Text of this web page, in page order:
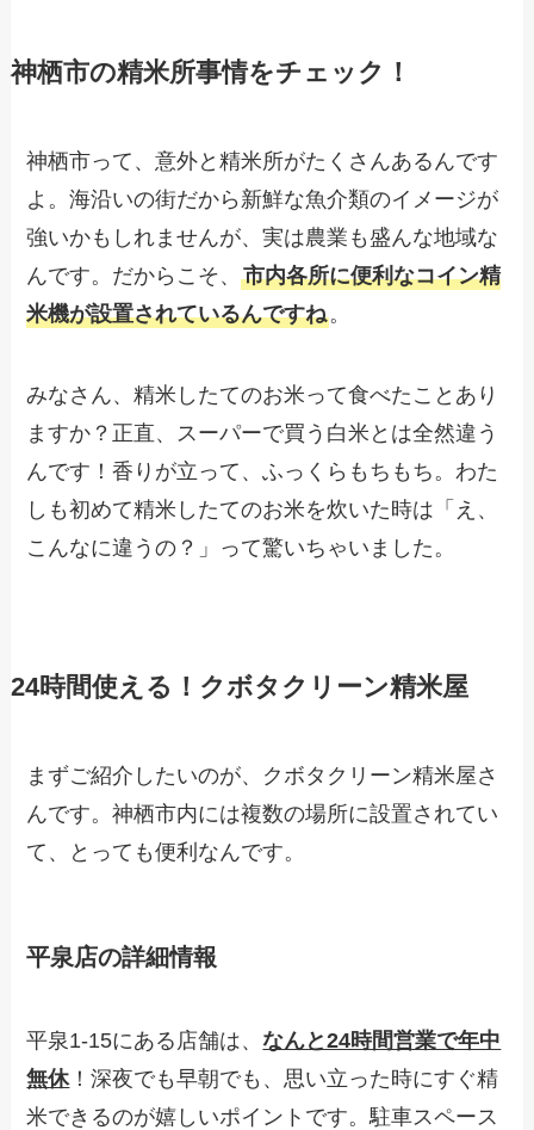
神栖市の精米所事情をチェック！
神栖市って、意外と精米所がたくさんあるんです
よ。海沿いの街だから新鮮な魚介類のイメージが
強いかもしれませんが、実は農業も盛んな地域な
んです。だからこそ、市内各所に便利なコイン精
米機が設置されているんですね。
みなさん、精米したてのお米って食べたことあり
ますか？正直、スーパーで買う白米とは全然違う
んです！香りが立って、ふっくらもちもち。わた
しも初めて精米したてのお米を炊いた時は「え、
こんなに違うの？」って驚いちゃいました。
24時間使える！クボタクリーン精米屋
まずご紹介したいのが、クボタクリーン精米屋さ
んです。神栖市内には複数の場所に設置されてい
て、とっても便利なんです。
平泉店の詳細情報
平泉1-15にある店舗は、なんと24時間営業で年中
無休！深夜でも早朝でも、思い立った時にすぐ精
米できるのが嬉しいポイントです。駐車スペース